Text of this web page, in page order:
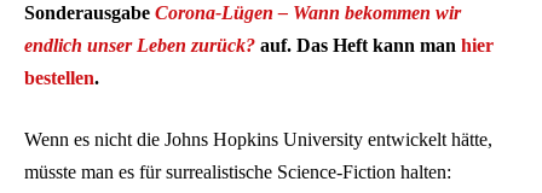
Sonderausgabe Corona-Lügen – Wann bekommen wir
endlich unser Leben zurück? auf. Das Heft kann man hier
bestellen.
Wenn es nicht die Johns Hopkins University entwickelt hätte,
müsste man es für surrealistische Science-Fiction halten: